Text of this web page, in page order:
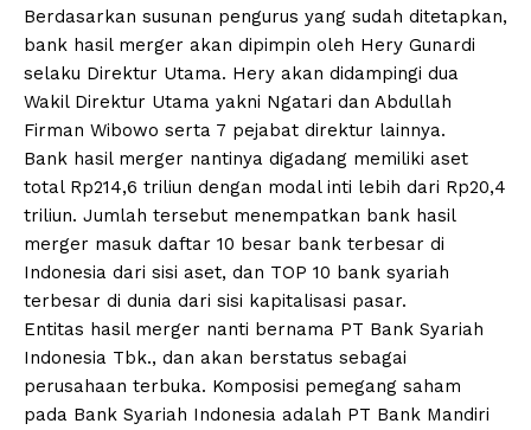
Berdasarkan susunan pengurus yang sudah ditetapkan,
bank hasil merger akan dipimpin oleh Hery Gunardi
selaku Direktur Utama. Hery akan didampingi dua
Wakil Direktur Utama yakni Ngatari dan Abdullah
Firman Wibowo serta 7 pejabat direktur lainnya.
Bank hasil merger nantinya digadang memiliki aset
total Rp214,6 triliun dengan modal inti lebih dari Rp20,4
triliun. Jumlah tersebut menempatkan bank hasil
merger masuk daftar 10 besar bank terbesar di
Indonesia dari sisi aset, dan TOP 10 bank syariah
terbesar di dunia dari sisi kapitalisasi pasar.
Entitas hasil merger nanti bernama PT Bank Syariah
Indonesia Tbk., dan akan berstatus sebagai
perusahaan terbuka. Komposisi pemegang saham
pada Bank Syariah Indonesia adalah PT Bank Mandiri